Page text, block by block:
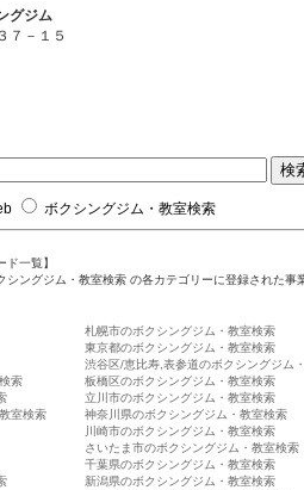
グジム
７－１５
ボクシングジム・教室検索
ド一覧】
ングジム・教室検索 の各カテゴリーに登録された事
札幌市のボクシングジム・教室検索
東京都のボクシングジム・教室検索
渋谷区/恵比寿,表参道のボクシングジム
索
板橋区のボクシングジム・教室検索
立川市のボクシングジム・教室検索
室検索
神奈川県のボクシングジム・教室検索
川崎市のボクシングジム・教室検索
さいたま市のボクシングジム・教室検索
千葉県のボクシングジム・教室検索
新潟県のボクシングジム・教室検索